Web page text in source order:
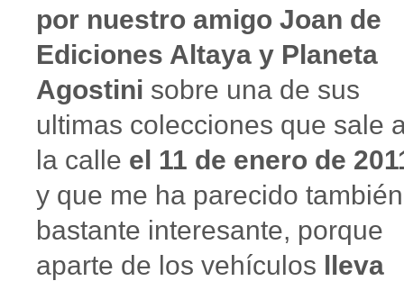
por nuestro amigo Joan de
Ediciones Altaya y Planeta
Agostini sobre una de sus
ultimas colecciones que sale
la calle el 11 de enero de
y que me ha parecido también
bastante interesante, porque
aparte de los vehículos lleva